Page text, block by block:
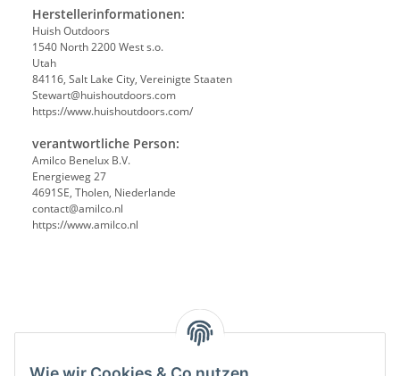
Herstellerinformationen:
Huish Outdoors
1540 North 2200 West s.o.
Utah
84116, Salt Lake City, Vereinigte Staaten
Stewart@huishoutdoors.com
https://www.huishoutdoors.com/
verantwortliche Person:
Amilco Benelux B.V.
Energieweg 27
4691SE, Tholen, Niederlande
contact@amilco.nl
https://www.amilco.nl